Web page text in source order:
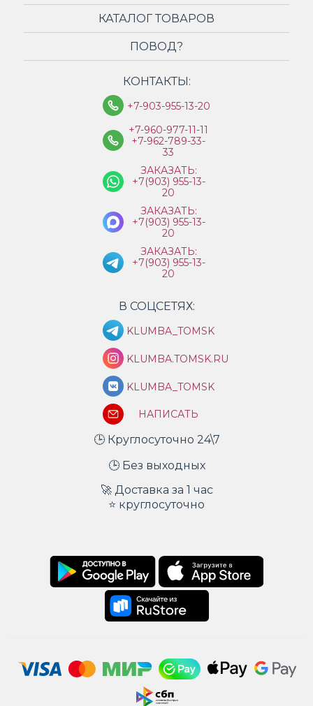
КАТАЛОГ ТОВАРОВ
ПОВОД?
КОНТАКТЫ:
+7-903-955-13-20
+7-960-977-11-11
+7-962-789-33-
33
ЗАКАЗАТЬ:
+7(903) 955-13-
20
ЗАКАЗАТЬ:
+7(903) 955-13-
20
ЗАКАЗАТЬ:
+7(903) 955-13-
20
В СОЦСЕТЯХ:
KLUMBA_TOMSK
KLUMBA.TOMSK.RU
KLUMBA_TOMSK
НАПИСАТЬ
🕒 Круглосуточно 24\7
🕒 Без выходных
🚀 Доставка за 1 час
⭐ круглосуточно